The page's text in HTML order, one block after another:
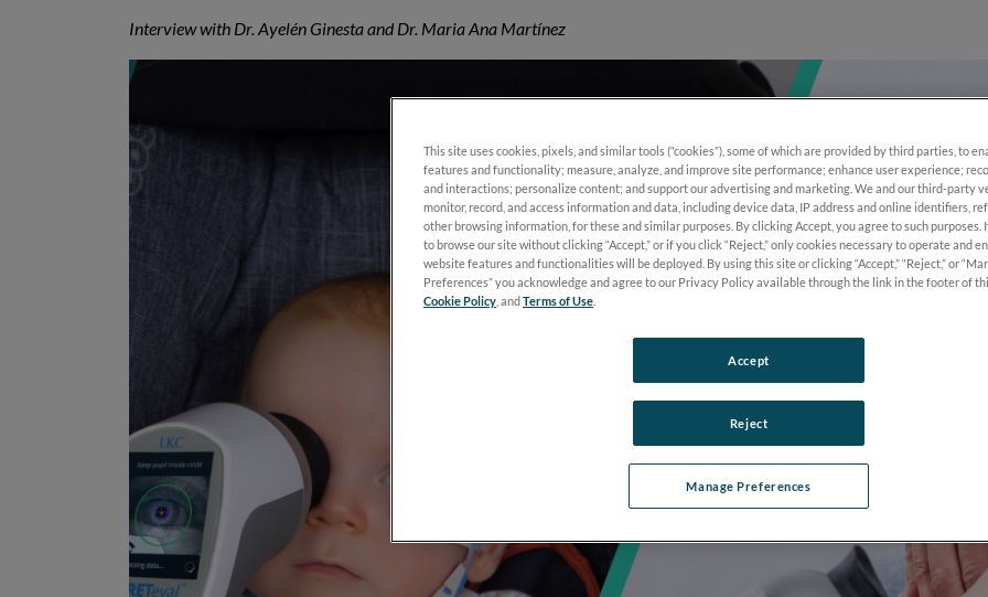
Interview with Dr. Ayelén Ginesta and Dr. Maria Ana Martínez
This site uses cookies, pixels, and similar tools (“cookies”), some of which are provided by third parties, to
features and functionality; measure, analyze, and improve site performance; enhance user experience;
and interactions; personalize content; and support our advertising and marketing. We and our third-party
monitor, record, and access information and data, including device data, IP address and online identifiers,
other browsing information, for these and similar purposes. By clicking Accept, you agree to such purposes.
to browse our site without clicking “Accept,” or if you click “Reject,” only cookies necessary to operate and
website features and functionalities will be deployed. By using this site or clicking “Accept,” “Reject,” or
Preferences” you acknowledge and agree to our Privacy Policy available through the link in the footer of
Cookie Policy , andTerms of Use
Manage Preferences
Reject
Accept